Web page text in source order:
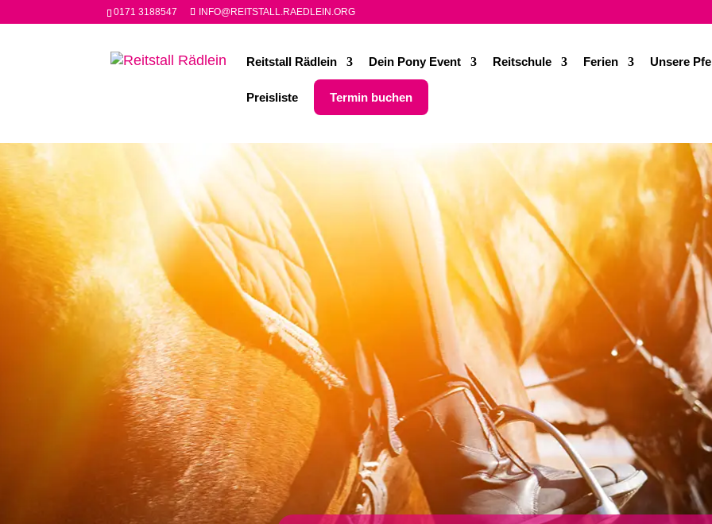
0171 3188547 INFO@REITSTALL.RAEDLEIN.ORG
Reitstall Rädlein Dein Pony Event Reitschule Ferien Unsere
Preisliste Termin buchen